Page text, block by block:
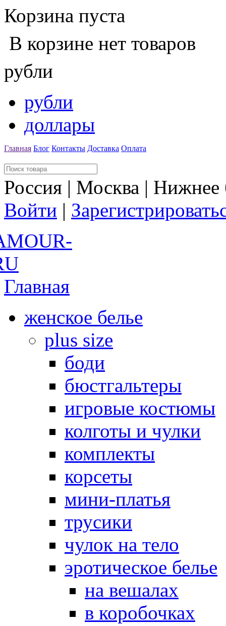
Корзина пуста
В корзине нет товаров
рубли
рубли
доллары
Главная Блог Контакты Доставка Оплата
Россия | Москва |
Войти |
Главная
женское белье
plus size
боди
бюстгальтеры
игровые костюмы
колготы и чулки
комплекты
корсеты
мини-платья
трусики
чулок на тело
эротическое белье
на вешалах
в коробочках